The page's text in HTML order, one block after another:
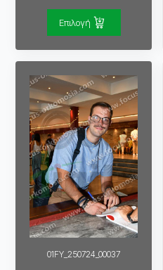
Επιλογή
01FY_250724_00037